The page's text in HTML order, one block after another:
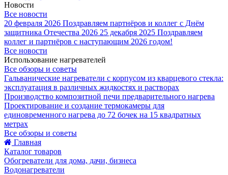
Новости
Все новости
20 февраля 2026 Поздравляем партнёров и коллег с Днём
защитника Отечества 2026 25 декабря 2025 Поздравляем
коллег и партнёров с наступающим 2026 годом!
Все новости
Использование нагревателей
Все обзоры и советы
Гальванические нагреватели с корпусом из кварцевого стекла:
эксплуатация в различных жидкостях и растворах
Производство композитной печи предварительного нагрева
Проектирование и создание термокамеры для
единовременного нагрева до 72 бочек на 15 квадратных
метрах
Все обзоры и советы
Главная
Каталог товаров
Обогреватели для дома, дачи, бизнеса
Водонагреватели